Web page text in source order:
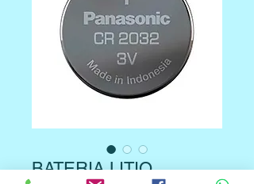
BATERIA LITIO